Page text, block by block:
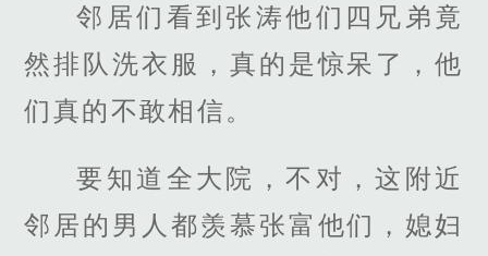
邻居们看到张涛他们四兄弟竟
然排队洗衣服，真的是惊呆了，他
们真的不敢相信。
要知道全大院，不对，这附近
邻居的男人都羡慕张富他们，媳妇